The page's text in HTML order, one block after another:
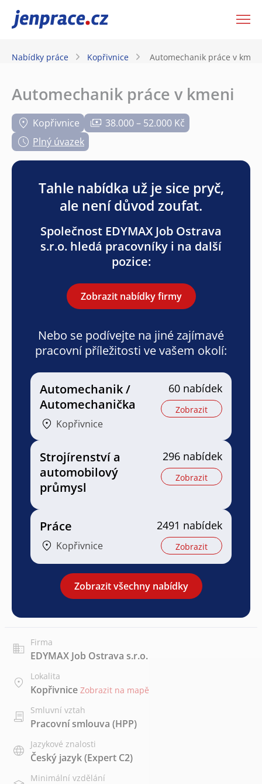
JenPráce.cz
Nabídky práce Kopřivnice Automechanik práce v
Automechanik práce v kmeni
Kopřivnice
38.000 – 52.000 Kč
Plný úvazek
Tahle nabídka už je sice pryč,
ale není důvod zoufat.
Společnost EDYMAX Job Ostrava
s.r.o. hledá pracovníky i na další
pozice:
Zobrazit nabídky firmy
Nebo se podívejte na jiné zajímavé
pracovní příležitosti ve vašem okolí:
Automechanik /
Automechanička
Kopřivnice
60 nabídek
Zobrazit
Strojírenství a
automobilový
průmysl
296 nabídek
Zobrazit
Práce
Kopřivnice
2491 nabídek
Zobrazit
Zobrazit všechny nabídky
Firma
EDYMAX Job Ostrava s.r.o.
Lokalita
Kopřivnice Zobrazit na mapě
Smluvní vztah
Pracovní smlouva (HPP)
Jazykové znalosti
Český jazyk(Expert C2)
Minimální vzdělání